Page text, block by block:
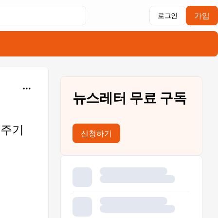
가입
로그인
기
뉴스레터 무료 구독
신청하기